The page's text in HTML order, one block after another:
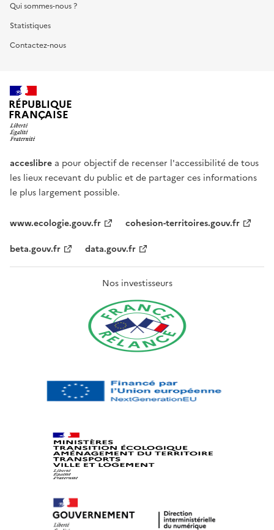
Qui sommes-nous ?
Statistiques
Contactez-nous
RÉPUBLIQUE
FRANÇAISE
acceslibre a pour objectif de recenser l'accessibilité de tous
les lieux recevant du public et de partager ces informations
le plus largement possible.
www.ecologie.gouv.fr
cohesion-territoires.gouv.fr
beta.gouv.fr
data.gouv.fr
Nos investisseurs